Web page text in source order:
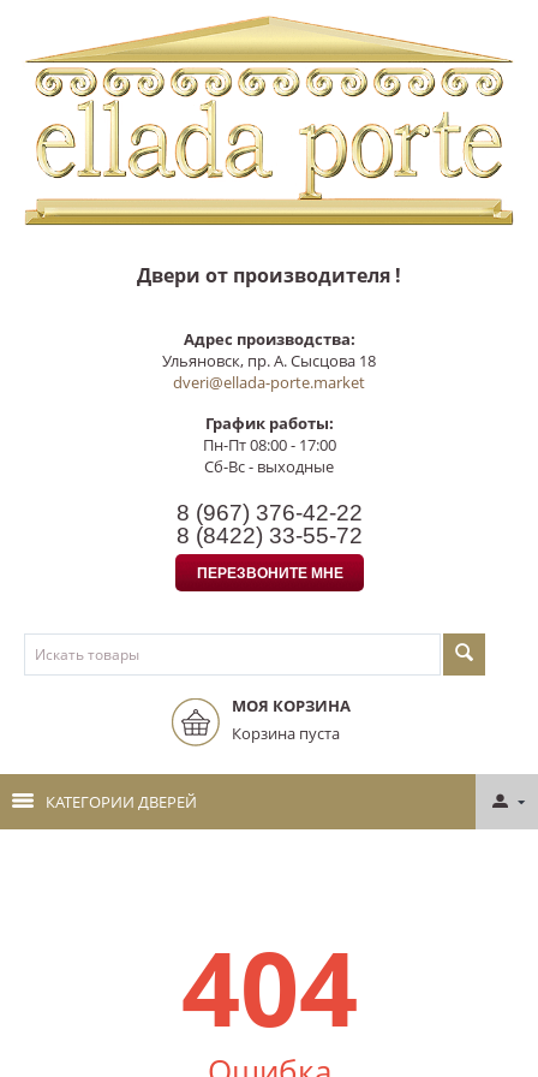
Двери от производителя !
Адрес производства:
Ульяновск, пр. А. Сысцова 18
dveri@ellada-porte.market
График работы:
Пн-Пт 08:00 - 17:00
Сб-Вс - выходные
8 (967) 376-42-22
8 (8422) 33-55-72
ПЕРЕЗВОНИТЕ МНЕ
МОЯ КОРЗИНА
Корзина пуста
КАТЕГОРИИ ДВЕРЕЙ
404